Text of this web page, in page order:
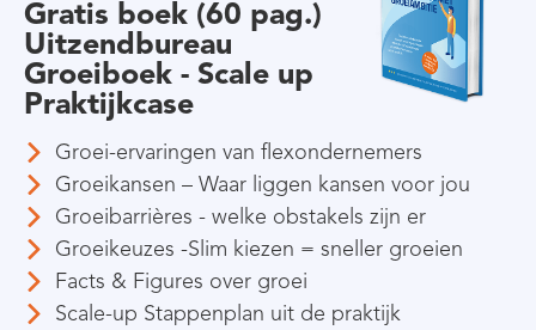
Gratis boek (60 pag.)
Uitzendbureau
Groeiboek - Scale up
Praktijkcase
Groei-ervaringen van flexondernemers
Groeikansen – Waar liggen kansen voor jou
Groeibarrières - welke obstakels zijn er
Groeikeuzes -Slim kiezen = sneller groeien
Facts & Figures over groei
Scale-up Stappenplan uit de praktijk